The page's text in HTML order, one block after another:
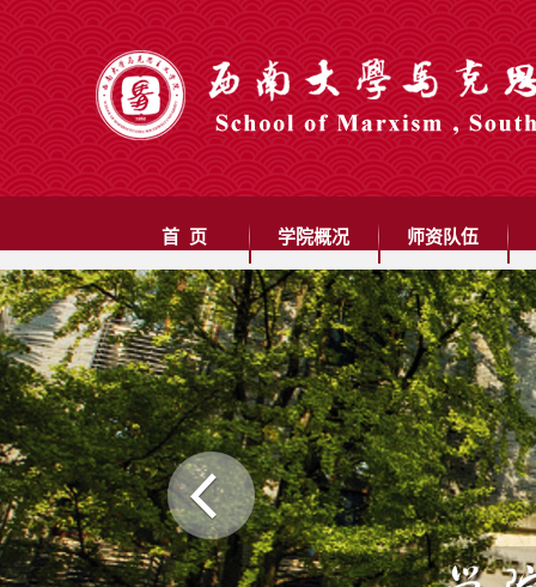
首 页 学院概况 师资队伍